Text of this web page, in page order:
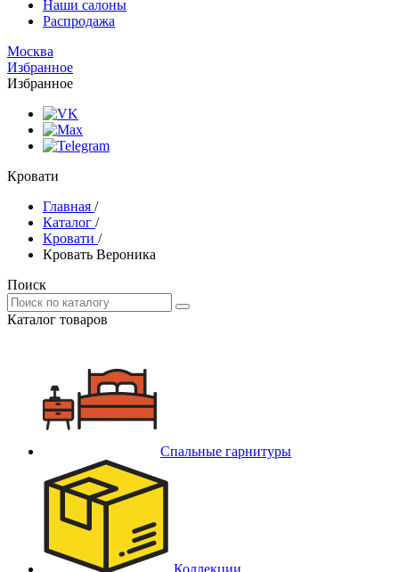
Наши салоны
Распродажа
Москва
Избранное
Избранное
Кровати
Главная /
Каталог /
Кровати /
Кровать Вероника
Поиск
Каталог товаров
Спальные гарнитуры
Коллекции